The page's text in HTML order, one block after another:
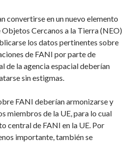
convertirse en un nuevo elemento
Cercanos a la Tierra (NEO)
los datos pertinentes sobre
de FANI por parte de
de la agencia espacial deberían
sin estigmas.
FANI deberían armonizarse y
miembros de la UE, para lo cual
central de FANI en la UE. Por
importante, también se